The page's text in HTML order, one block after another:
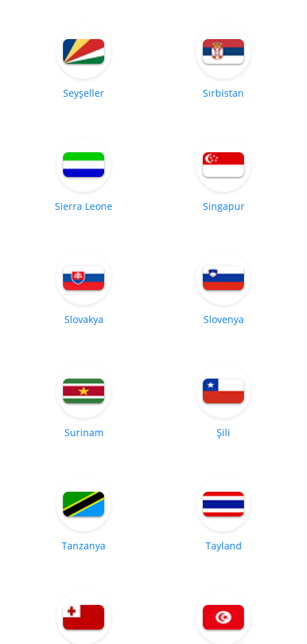
Seyşeller Sırbistan
Sierra Leone Singapur
Slovakya Slovenya
Surinam Şili
Tanzanya Tayland